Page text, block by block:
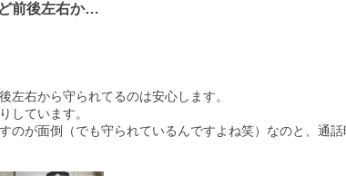
前後左右か…
左右から守られてるのは安心します。
しています。
のが面倒（でも守られているんですよね笑）なのと、通